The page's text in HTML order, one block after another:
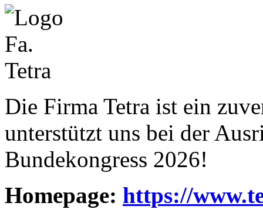
Die Firma Tetra ist ein
unterstützt uns bei der
Bundekongress 2026!
Homepage: https://